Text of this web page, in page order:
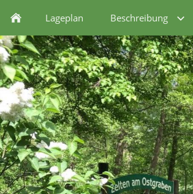
Lageplan Beschreibung